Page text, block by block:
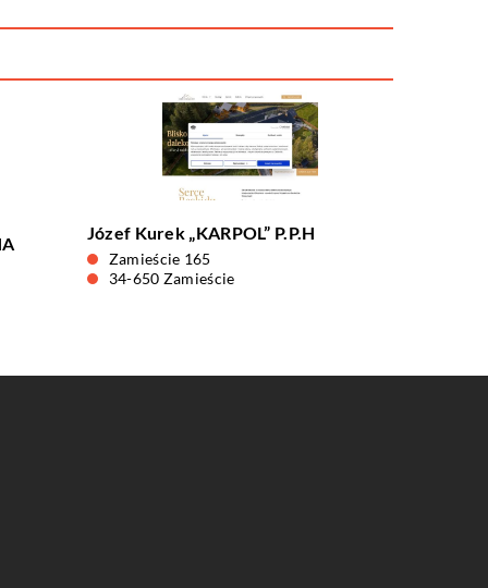
Józef Kurek „KARPOL” P.P.H
Zamieście 165
34-650 Zamieście